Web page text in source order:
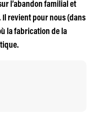
l’abandon familial et
Il revient pour nous (dans
la fabrication de la